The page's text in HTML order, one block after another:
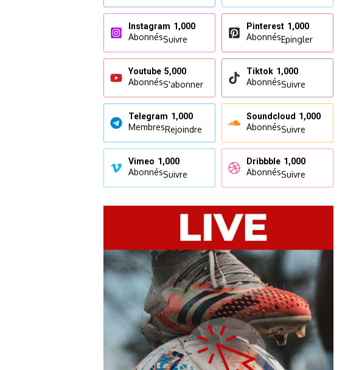
Instagram 1,000
AbonnésSuivre
Pinterest 1,000
AbonnésEpingler
Youtube 5,000
AbonnésS'abonner
Tiktok 1,000
AbonnésSuivre
Telegram 1,000
MembresRejoindre
Soundcloud 1,000
AbonnésSuivre
Vimeo 1,000
AbonnésSuivre
Dribbble 1,000
AbonnésSuivre